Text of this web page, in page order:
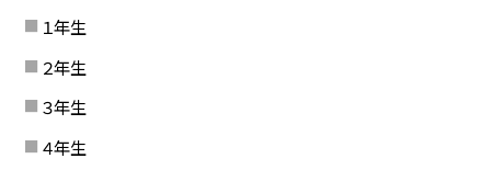
１年生
２年生
３年生
４年生